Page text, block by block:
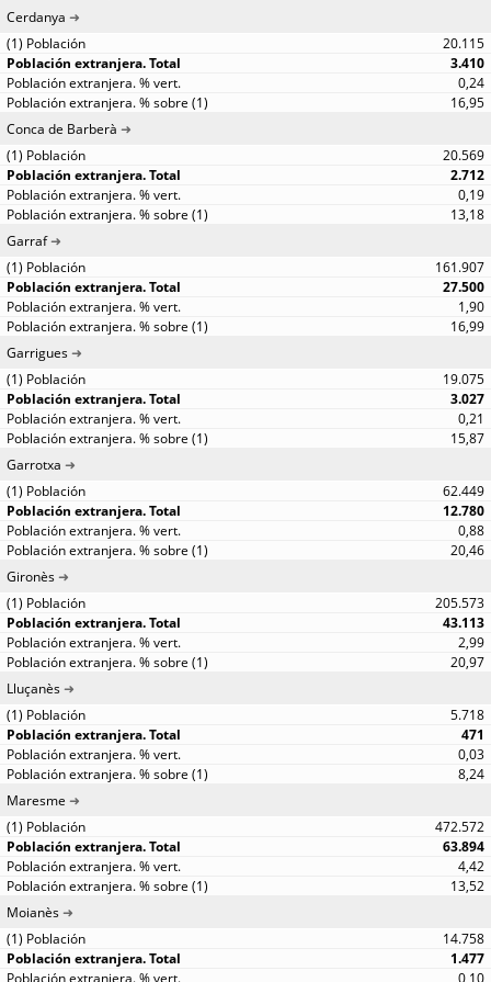
Cerdanya
20.115
3.410
0,24
16,95
Conca de Barberà
20.569
2.712
0,19
13,18
Garraf
161.907
27.500
1,90
16,99
Garrigues
19.075
3.027
0,21
15,87
Garrotxa
62.449
12.780
0,88
20,46
Gironès
205.573
43.113
2,99
20,97
Lluçanès
5.718
471
0,03
8,24
Maresme
472.572
63.894
4,42
13,52
Moianès
14.758
1.477
0,10